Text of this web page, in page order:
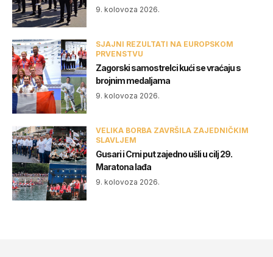
9. kolovoza 2026.
SJAJNI REZULTATI NA EUROPSKOM
PRVENSTVU
Zagorski samostrelci kući se vraćaju s
brojnim medaljama
9. kolovoza 2026.
VELIKA BORBA ZAVRŠILA ZAJEDNIČKIM
SLAVLJEM
Gusari i Crni put zajedno ušli u cilj 29.
Maratona lađa
9. kolovoza 2026.